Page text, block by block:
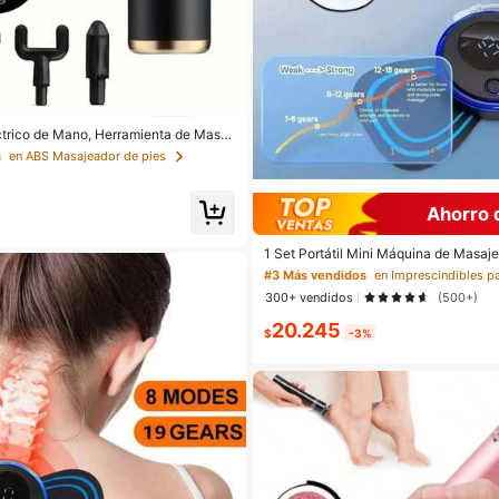
de Mano, Herramienta de Masaj
Cuello & Body Completo - 6
- 4 Cabezales de Masaje, Recar
de 800mAh, Regalo Ideal, Re
en ABS Masajeador de pies
Ahorro
1 Set Portátil Mini Máquina de
8 Modos y 19 Niveles, 1 Clip
Masaje de Cuello, Adecuado como
nes para Masaje de Hombro, Cuello y
#3 Más vendidos
300+ vendidos
(500+)
$20.245 -3%